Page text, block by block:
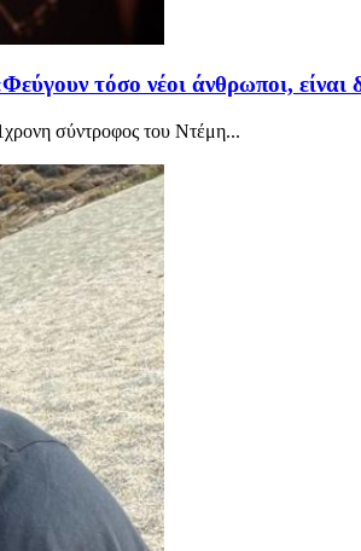
τόσο νέοι άνθρωποι, είναι
σύντροφος του Ντέμη...